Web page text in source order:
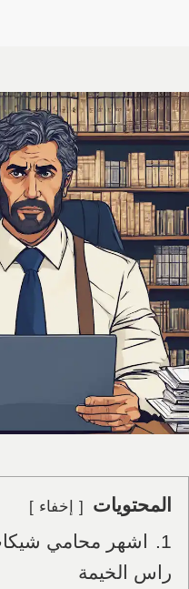
المحتويات إخفاء
1.
اشهر محامي
راس الخيمة